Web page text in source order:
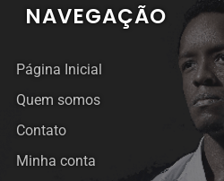
NAVEGAÇÃO
Página Inicial
Quem somos
Contato
Minha conta